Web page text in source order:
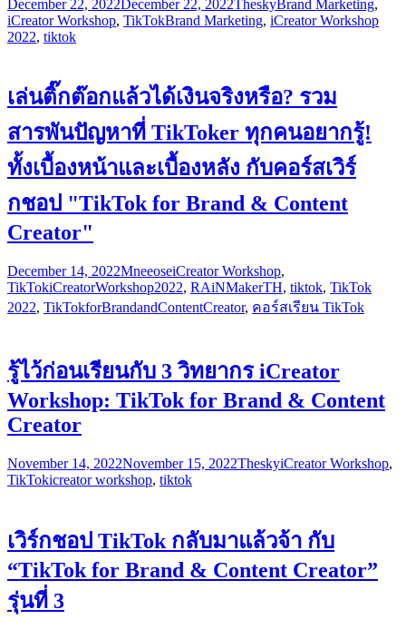
December 22, 2022December 22, 2022TheskyBrand Marketing,
iCreator Workshop, TikTokBrand Marketing, iCreator Workshop
2022, tiktok
เล่นติ๊กต๊อกแล้วได้เงินจริงหรือ? รวม
สารพันปัญหาที่ TikToker ทุกคนอยากรู้!
ทั้งเบื้องหน้าและเบื้องหลัง กับคอร์สเวิร์
กชอป "TikTok for Brand & Content
Creator"
December 14, 2022MneeoseiCreator Workshop,
TikTokiCreatorWorkshop2022, RAiNMakerTH, tiktok, TikTok
2022, TikTokforBrandandContentCreator, คอร์สเรียน TikTok
รู้ไว้ก่อนเรียนกับ 3 วิทยากร iCreator
Workshop: TikTok for Brand & Content
Creator
November 14, 2022November 15, 2022TheskyiCreator Workshop,
TikTokicreator workshop, tiktok
เวิร์กชอป TikTok กลับมาแล้วจ้า กับ
“TikTok for Brand & Content Creator”
รุ่นที่ 3